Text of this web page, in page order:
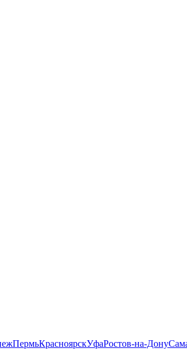
ПермьКрасноярскУфаРостов-на-Дону